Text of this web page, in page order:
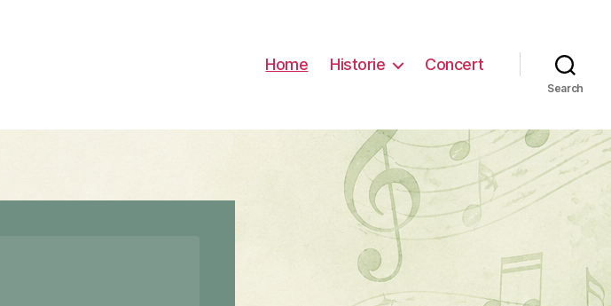
Home Historie Concert
Search